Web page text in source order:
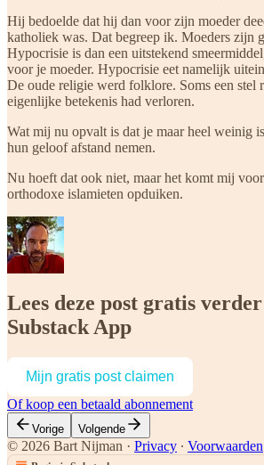
Hij bedoelde dat hij dan voor zijn moeder
katholiek was. Dat begreep ik. Moeders zijn
Hypocrisie is dan een uitstekend
voor je moeder. Hypocrisie eet namelijk
De oude religie werd folklore. Soms een stel
eigenlijke betekenis had verloren.
Wat mij nu opvalt is dat je maar heel weinig
hun geloof afstand nemen.
Nu hoeft dat ook niet, maar het komt mij voor
orthodoxe islamieten opduiken.
Lees deze post gratis
Substack App
Mijn gratis post claimen
Of koop een betaald abonnement
Vorige Volgende
© 2026 Bart Nijman · Privacy ∙ Voorwaarden